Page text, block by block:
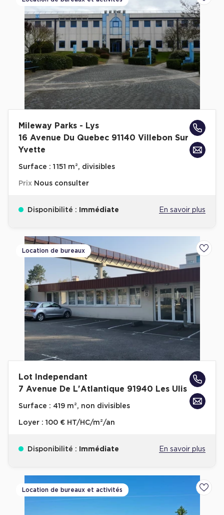
Mileway Parks - Lys
16 Avenue Du Quebec 91140 Villebon Sur
Yvette
Surface : 1 151 m², divisibles
Prix Nous consulter
Disponibilité : Immédiate En savoir plus
Location de bureaux
Lot Independant
7 Avenue De L'Atlantique 91940 Les Ulis
Surface : 419 m², non divisibles
Loyer : 100 € HT/HC/m²/an
Disponibilité : Immédiate En savoir plus
Location de bureaux et activités